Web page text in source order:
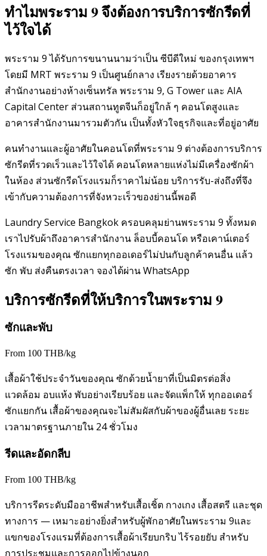
ทำไมพระราม 9 จึงต้องการบริการซักรีดที่
ไว้ใจได้
พระราม 9 ได้รับการขนานนามว่าเป็น ซีบีดีใหม่ ของกรุงเทพฯ
โดยมี MRT พระราม 9 เป็นศูนย์กลาง เรียงรายด้วยอาคาร
สำนักงานอย่างห้างเซ็นทรัล พระราม 9, G Tower และ AIA
Capital Center ส่วนสถานทูตจีนก็อยู่ใกล้ ๆ คอนโดสูงและ
อาคารสำนักงานมารวมตัวกัน เป็นทั้งหัวใจธุรกิจและที่อยู่อาศัย
คนทำงานและผู้อาศัยในคอนโดที่พระราม 9 ต่างต้องการบริการ
ซักรีดที่รวดเร็วและไว้ใจได้ คอนโดหลายแห่งไม่มีเครื่องซักผ้า
ในห้อง ส่วนซักรีดโรงแรมก็ราคาไม่น้อย บริการรับ-ส่งถึงที่จึง
เข้ากับความต้องการที่จังหวะเร็วของย่านนี้พอดี
Laundry Service Bangkok ครอบคลุมย่านพระราม 9 ทั้งหมด
เราไปรับผ้าถึงอาคารสำนักงาน ล็อบบี้คอนโด หรือเคาน์เตอร์
โรงแรมของคุณ ซักแยกทุกออเดอร์ไม่ปนกับลูกค้าคนอื่น แล้ว
ซัก พับ ส่งคืนตรงเวลา จองได้ผ่าน WhatsApp
บริการซักรีดที่ให้บริการในพระราม 9
ซักและพับ
From 100 THB/kg
เสื้อผ้าใช้ประจำวันของคุณ ซักด้วยน้ำยาที่เป็นมิตรต่อสิ่ง
แวดล้อม อบแห้ง พับอย่างเรียบร้อย และจัดแพ็กให้ ทุกออเดอร์
ซักแยกกัน เสื้อผ้าของคุณจะไม่สัมผัสกับผ้าของผู้อื่นเลย ระยะ
เวลามาตรฐานภายใน 24 ชั่วโมง
รีดและอัดกลีบ
From 100 THB/kg
บริการรีดระดับมืออาชีพสำหรับเสื้อเชิ้ต กางเกง เสื้อสตรี และชุด
ทางการ — เหมาะอย่างยิ่งสำหรับผู้พักอาศัยในพระราม 9และ
แขกของโรงแรมที่ต้องการเสื้อผ้าเรียบกริบ ไร้รอยยับ สำหรับ
การประชุมและการออกไปข้างนอก